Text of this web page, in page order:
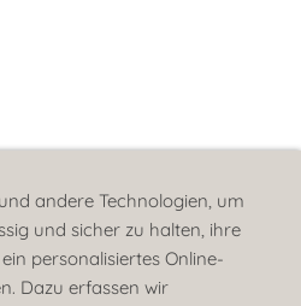
andere Technologien, um
und sicher zu halten, ihre
personalisiertes Online-
Dazu erfassen wir